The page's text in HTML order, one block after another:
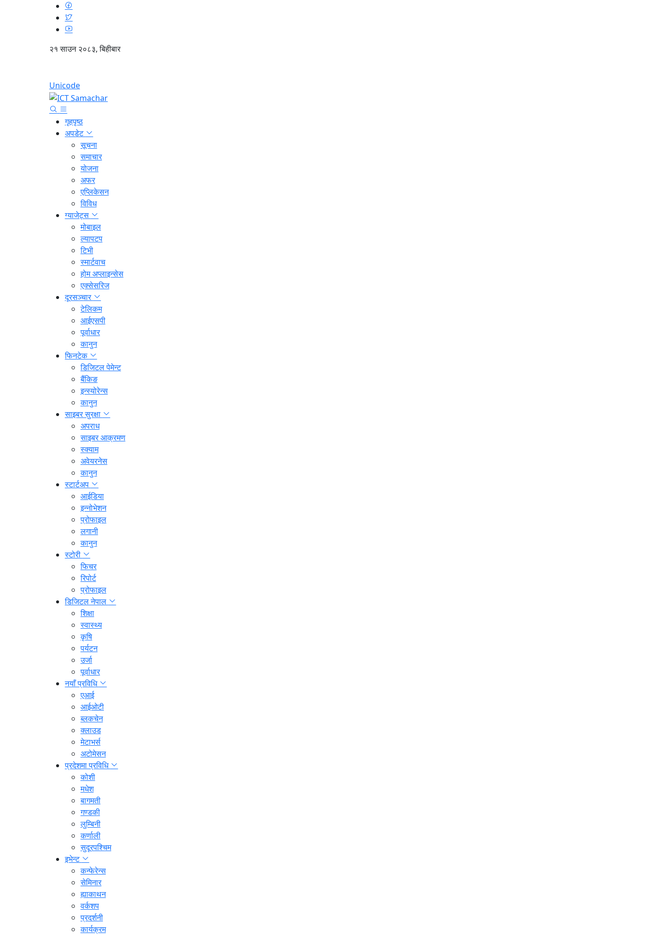
२१ साउन २०८३, बिहीबार
Unicode
गृहपृष्ठ
अपडेट
सूचना
समाचार
योजना
अफर
एप्लिकेसन
विविध
ग्याजेट्स
मोबाइल
ल्यापटप
टिभी
स्मार्टवाच
होम अप्लाइन्सेस
एक्सेसरिज
दूरसञ्चार
टेलिकम
आईएसपी
पूर्वाधार
कानुन
फिनटेक
डिजिटल पेमेन्ट
बैंकिङ
इन्स्योरेन्स
कानुन
साइबर सुरक्षा
अपराध
साइबर आक्रमण
स्क्याम
अवेयरनेस
कानुन
स्टार्टअप
आईडिया
इन्नोभेशन
प्रोफाइल
लगानी
कानुन
स्टोरी
फिचर
रिपोर्ट
प्रोफाइल
डिजिटल नेपाल
शिक्षा
स्वास्थ्य
कृषि
पर्यटन
उर्जा
पूर्वाधार
नयाँ प्रविधि
एआई
आईओटी
ब्लकचेन
क्लाउड
मेटाभर्स
अटोमेसन
प्रदेशमा प्रविधि
कोशी
मधेश
बागमती
गण्डकी
लुम्बिनी
कर्णाली
सुदूरपश्चिम
इभेन्ट
कन्फेरेन्स
सेमिनार
ह्याकाथन
वर्कशप
प्रदर्शनी
कार्यक्रम